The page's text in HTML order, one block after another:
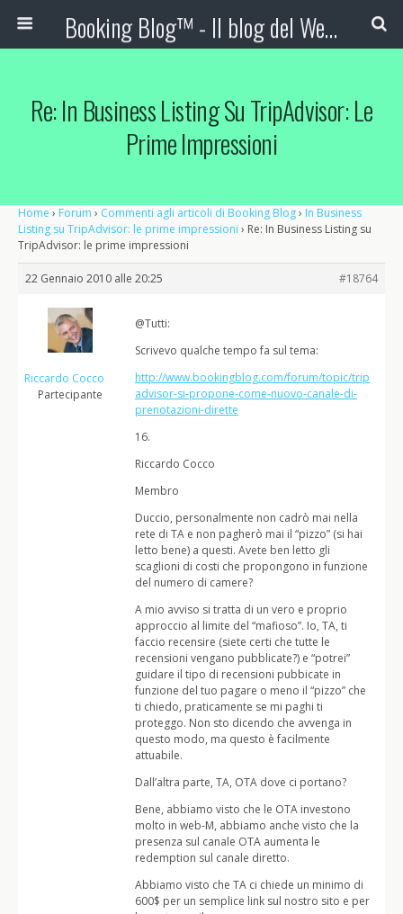
Booking Blog™ - Il blog del Web Marketing Turistico
Re: In Business Listing Su TripAdvisor: Le
Prime Impressioni
Home › Forum › Commenti agli articoli di Booking Blog› In Business
Listing su TripAdvisor: le prime impressioni › Re: In Business Listing su
TripAdvisor: le prime impressioni
22 Gennaio 2010 alle 20:25 #18764
Riccardo Cocco
Partecipante
@Tutti:
Scrivevo qualche tempo fa sul tema:
http://www.bookingblog.com/forum/topic/trip
advisor-si-propone-come-nuovo-canale-di-
prenotazioni-dirette
16.
Riccardo Cocco
Membro
Duccio, personalmente non cadrò mai nella
rete di TA e non pagherò mai il “pizzo” (si hai
letto bene) a questi. Avete ben letto gli
scaglioni di costi che propongono in funzione
del numero di camere?
A mio avviso si tratta di un vero e proprio
approccio al limite del “mafioso”. Io, TA, ti
faccio recensire (siete certi che tutte le
recensioni vengano pubblicate?) e “potrei”
guidare il tipo di recensioni pubbicate in
funzione del tuo pagare o meno il “pizzo” che
ti chiedo, praticamente se mi paghi ti
proteggo. Non sto dicendo che avvenga in
questo modo, ma questo è facilmente
attuabile.
Dall’altra parte, TA, OTA dove ci portano?
Bene, abbiamo visto che le OTA investono
molto in web-M, abbiamo anche visto che la
presenza sul canale OTA aumenta le
redemption sul canale diretto.
Abbiamo visto che TA ci chiede un minimo di
600$ per un semplice link sul nostro sito e per